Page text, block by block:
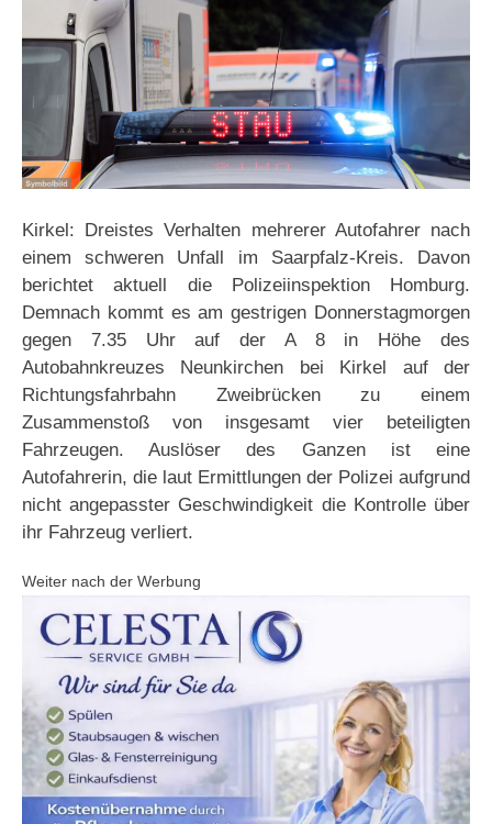
Kirkel: Dreistes Verhalten mehrerer Autofahrer nach
einem schweren Unfall im Saarpfalz-Kreis. Davon
berichtet aktuell die Polizeiinspektion Homburg.
Demnach kommt es am gestrigen Donnerstagmorgen
gegen 7.35 Uhr auf der A 8 in Höhe des
Autobahnkreuzes Neunkirchen bei Kirkel auf der
Richtungsfahrbahn Zweibrücken zu einem
Zusammenstoß von insgesamt vier beteiligten
Fahrzeugen. Auslöser des Ganzen ist eine
Autofahrerin, die laut Ermittlungen der Polizei aufgrund
nicht angepasster Geschwindigkeit die Kontrolle über
ihr Fahrzeug verliert.
Weiter nach der Werbung